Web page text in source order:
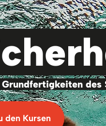
des
den Kursen